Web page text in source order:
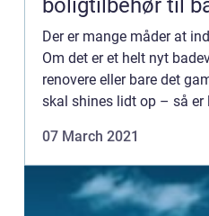
boligtilbehør til
Der er mange måder at
Om det er et helt nyt
renovere eller bare det
skal shines lidt op – så
07 March 2021